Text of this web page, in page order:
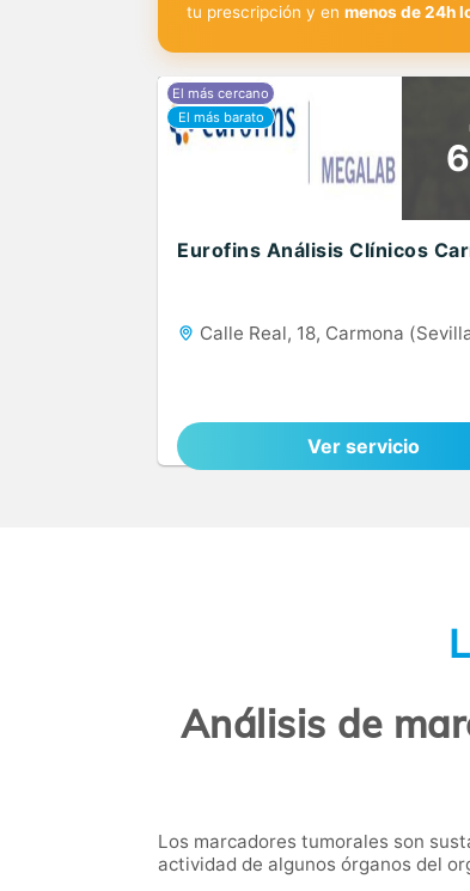
tu prescripción y en menos de 24h
Eurofins Análisis Clínicos
Calle Real, 18, Carmona
Ver servicio
Análisis de
Los marcadores tumorales son
actividad de algunos órganos del